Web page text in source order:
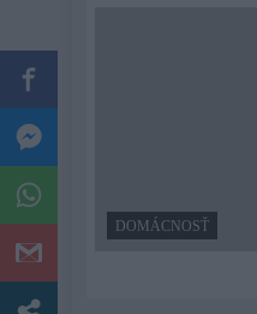
DOMÁCNOSŤ